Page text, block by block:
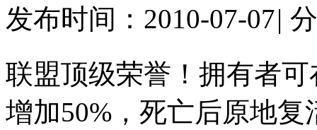
发布时间：2010-07-07|
联盟顶级荣誉！拥有者
增加50%，死亡后原地